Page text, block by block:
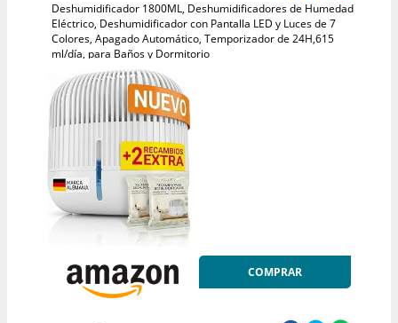
Deshumidificador 1800ML, Deshumidificadores de Humedad
Eléctrico, Deshumidificador con Pantalla LED y Luces de 7
Colores, Apagado Automático, Temporizador de 24H,615
ml/día, para Baños y Dormitorio
COMPRAR